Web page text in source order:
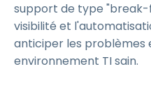
support de type "break-
visibilité et
anticiper les problèmes
environnement TI sain.